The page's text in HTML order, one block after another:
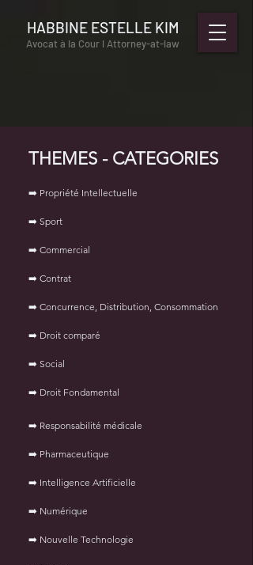
HABBINE ESTELLE KIM
Avocat à la Cour l Attorney-at-law
THEMES - CATEGORIES
➡️ Propriété Intellectuelle
➡️ Sport
➡️ Commercial
➡️ Contrat
➡️ Concurrence, Distribution, Consommation
➡️ Droit comparé
➡️ Social
➡️ Droit Fondamental
➡️ Responsabilité médicale
➡️ Pharmaceutique
➡️ Intelligence Artificielle
➡️ Numérique
➡️ Nouvelle Technologie